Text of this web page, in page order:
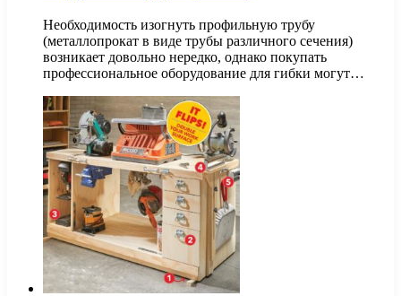
Необходимость изогнуть профильную трубу
(металлопрокат в виде трубы различного сечения)
возникает довольно нередко, однако покупать
профессиональное оборудование для гибки могут…